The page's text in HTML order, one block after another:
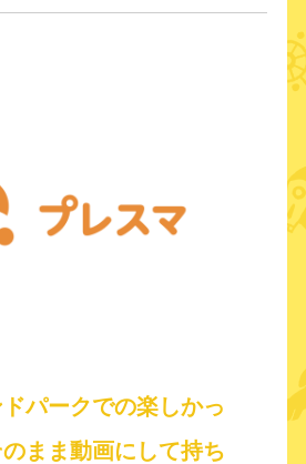
パークでの楽しかっ
まま動画にして持ち